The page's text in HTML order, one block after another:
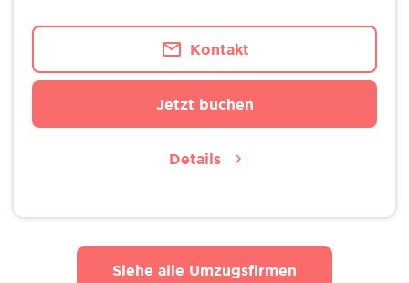
Kontakt
Jetzt buchen
Details
Siehe alle Umzugsfirmen